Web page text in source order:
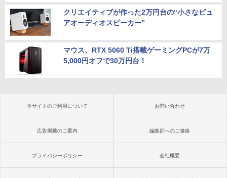
クリエイティブが作った2万円台の“小さなピュ
アオーディオスピーカー”
マウス、RTX 5060 Ti搭載ゲーミングPCが7万
5,000円オフで30万円台！
本サイトのご利用について お問い合わせ
広告掲載のご案内 編集部へのご連絡
プライバシーポリシー 会社概要